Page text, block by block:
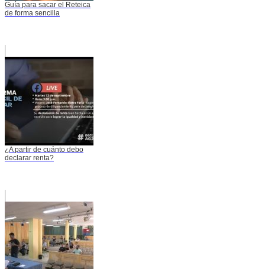
Guía para sacar el Reteica
de forma sencilla
¿A partir de cuánto debo
declarar renta?